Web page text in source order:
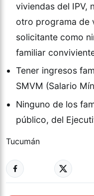
viviendas del IPV,
otro programa de
solicitante como
familiar
Tener ingresos
SMVM (Salario
Ninguno de los
público, del
Tucumán